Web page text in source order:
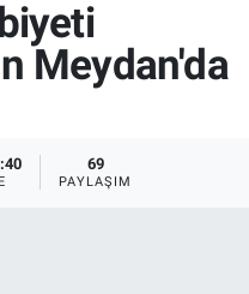
Meydan'da
69
PAYLAŞIM